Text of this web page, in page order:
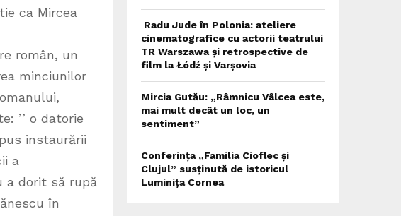
ca Mircea
român, un
minciunilor
’’ o datorie
instaurării
a
a dorit să rupă
în
Radu Jude în Polonia: ateliere
cinematografice cu actorii teatrului
TR Warszawa și retrospective de
film la Łódź și Varșovia
Mircia Gutău: „Râmnicu Vâlcea este,
mai mult decât un loc, un
sentiment”
Conferința „Familia Cioflec și
Clujul” susținută de istoricul
Luminița Cornea